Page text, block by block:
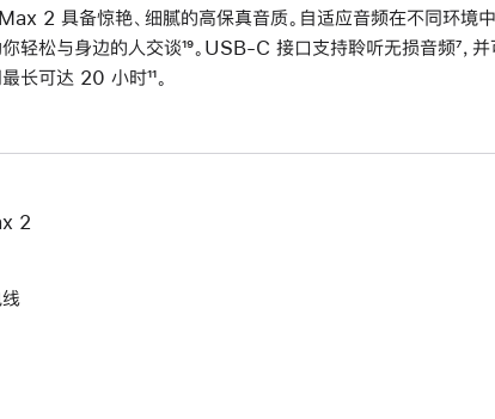
2 具备惊艳、细腻的高保真音质。自适应音频在不同环境
轻松与身边的人交谈脚
¹⁹。USB-C 接口支持聆听无损音频脚
⁷，
最长可达 20 小时脚
¹¹。
2